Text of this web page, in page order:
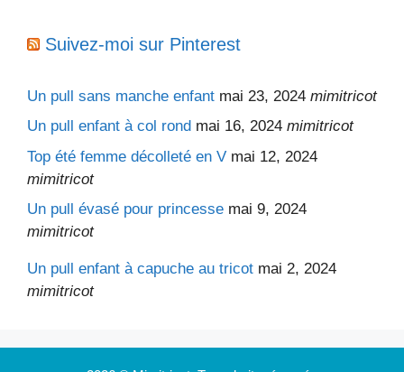
Suivez-moi sur Pinterest
Un pull sans manche enfant mai 23, 2024 mimitricot
Un pull enfant à col rond mai 16, 2024 mimitricot
Top été femme décolleté en V mai 12, 2024
mimitricot
Un pull évasé pour princesse mai 9, 2024
mimitricot
Un pull enfant à capuche au tricot mai 2, 2024
mimitricot